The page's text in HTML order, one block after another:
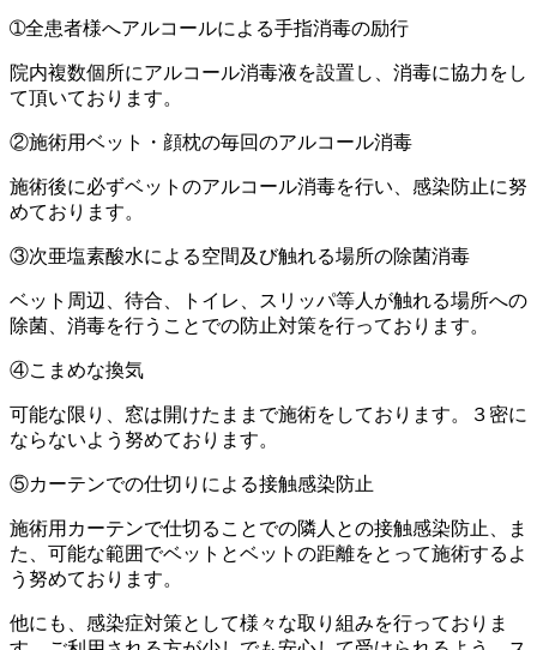
➀全患者様へアルコールによる手指消毒の励行
院内複数個所にアルコール消毒液を設置し、消毒に協力をし
て頂いております。
②施術用ベット・顔枕の毎回のアルコール消毒
施術後に必ずベットのアルコール消毒を行い、感染防止に努
めております。
③次亜塩素酸水による空間及び触れる場所の除菌消毒
ベット周辺、待合、トイレ、スリッパ等人が触れる場所への
除菌、消毒を行うことでの防止対策を行っております。
④こまめな換気
可能な限り、窓は開けたままで施術をしております。３密に
ならないよう努めております。
⑤カーテンでの仕切りによる接触感染防止
施術用カーテンで仕切ることでの隣人との接触感染防止、ま
た、可能な範囲でベットとベットの距離をとって施術するよ
う努めております。
他にも、感染症対策として様々な取り組みを行っておりま